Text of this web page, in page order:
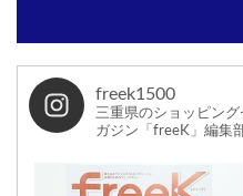
freek1500
三重県のショッピン
ガジン「freeK」編集